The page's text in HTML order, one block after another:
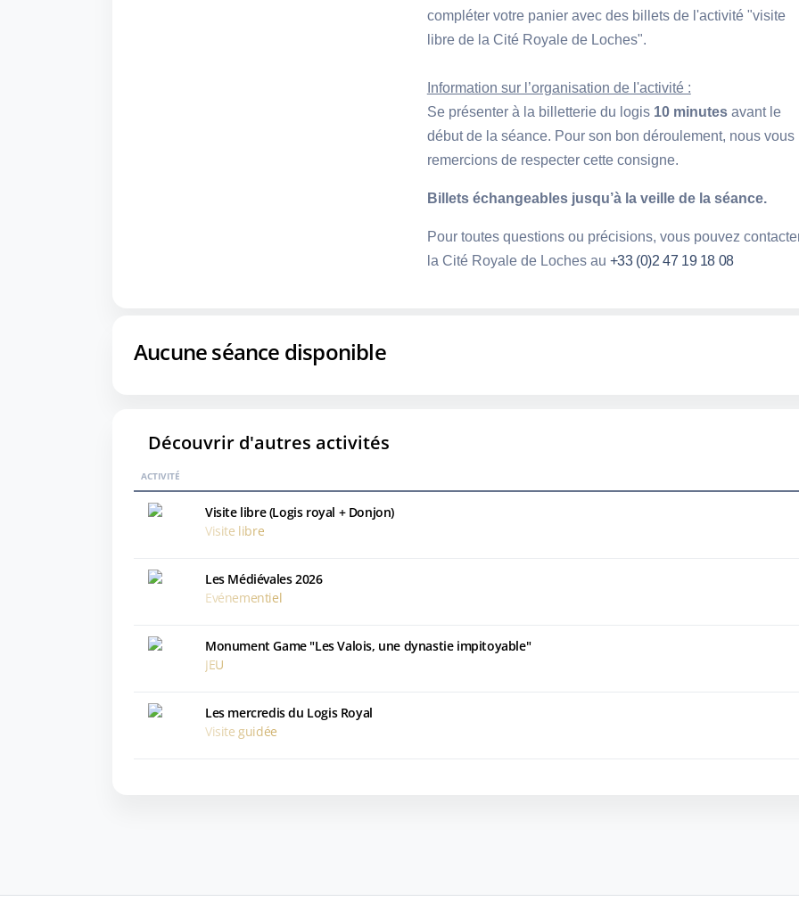
compléter votre panier avec des billets de l'activité "visite
libre de la Cité Royale de Loches".
Information sur l’organisation de l'activité :
Se présenter à la billetterie du logis 10 minutesavant le
début de la séance. Pour son bon déroulement, nous vous
remercions de respecter cette consigne.
Billets échangeables jusqu’à la veille de la séance.
Pour toutes questions ou précisions, vous pouvez
la Cité Royale de Loches au +33 (0)2 47 19 18 08
Aucune séance disponible
Découvrir d'autres activités
ACTIVITÉ
Visite libre (Logis royal + Donjon)
Visite libre
Les Médiévales 2026
Evénementiel
Monument Game "Les Valois, une dynastie impitoyable"
JEU
Les mercredis du Logis Royal
Visite guidée